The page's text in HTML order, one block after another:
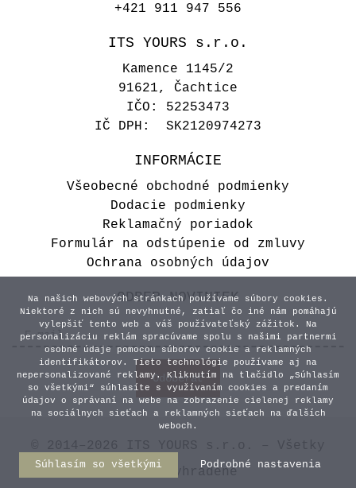
+421 911 947 556
ITS YOURS s.r.o.
Kamence 1145/2
91621, Čachtice
IČO: 52253473
IČ DPH: SK2120974273
INFORMÁCIE
Všeobecné obchodné podmienky
Dodacie podmienky
Reklamačný poriadok
Formulár na odstúpenie od zmluvy
Ochrana osobných údajov
ODBER NOVINIEK
práva vyhradené
Na našich webových stránkach používame súbory cookies.
Niektoré z nich sú nevyhnutné, zatiaľ čo iné nám pomáhajú
vylepšiť tento web a váš používateľský zážitok. Na
personalizáciu reklám spracúvame spolu s našimi partnermi
osobné údaje pomocou súborov cookie a reklamných
identifikátorov. Tieto technológie používame aj na
nepersonalizované reklamy. Kliknutím na tlačidlo „Súhlasím
so všetkými“ súhlasíte s využívaním cookies a predaním
údajov o správaní na webe na zobrazenie cielenej reklamy
na sociálnych sieťach a reklamných sieťach na ďalších
weboch.
Súhlasím so všetkými Podrobné nastavenia